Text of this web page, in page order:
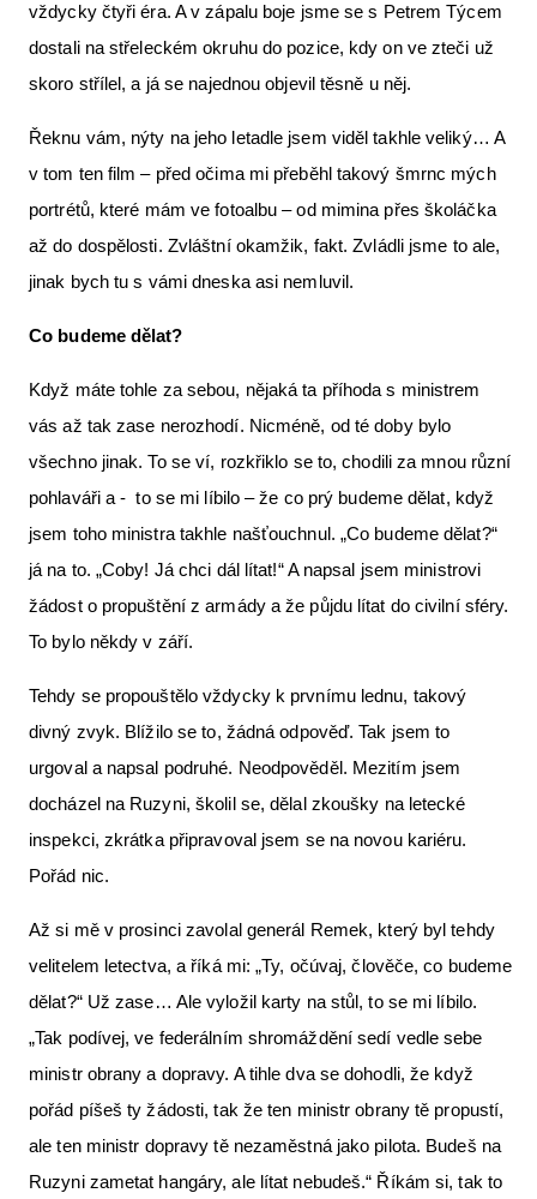
vždycky čtyři éra. A v zápalu boje jsme se s Petrem Týcem
dostali na střeleckém okruhu do pozice, kdy on ve zteči už
skoro střílel, a já se najednou objevil těsně u něj.
Řeknu vám, nýty na jeho letadle jsem viděl takhle veliký… A
v tom ten film – před očima mi přeběhl takový šmrnc mých
portrétů, které mám ve fotoalbu – od mimina přes školáčka
až do dospělosti. Zvláštní okamžik, fakt. Zvládli jsme to ale,
jinak bych tu s vámi dneska asi nemluvil.
Co budeme dělat?
Když máte tohle za sebou, nějaká ta příhoda s ministrem
vás až tak zase nerozhodí. Nicméně, od té doby bylo
všechno jinak. To se ví, rozkřiklo se to, chodili za mnou různí
pohlaváři a - to se mi líbilo – že co prý budeme dělat, když
jsem toho ministra takhle našťouchnul. „Co budeme dělat?“
já na to. „Coby! Já chci dál lítat!“ A napsal jsem ministrovi
žádost o propuštění z armády a že půjdu lítat do civilní sféry.
To bylo někdy v září.
Tehdy se propouštělo vždycky k prvnímu lednu, takový
divný zvyk. Blížilo se to, žádná odpověď. Tak jsem to
urgoval a napsal podruhé. Neodpověděl. Mezitím jsem
docházel na Ruzyni, školil se, dělal zkoušky na letecké
inspekci, zkrátka připravoval jsem se na novou kariéru.
Pořád nic.
Až si mě v prosinci zavolal generál Remek, který byl tehdy
velitelem letectva, a říká mi: „Ty, očúvaj, člověče, co budeme
dělat?“ Už zase… Ale vyložil karty na stůl, to se mi líbilo.
„Tak podívej, ve federálním shromáždění sedí vedle sebe
ministr obrany a dopravy. A tihle dva se dohodli, že když
pořád píšeš ty žádosti, tak že ten ministr obrany tě propustí,
ale ten ministr dopravy tě nezaměstná jako pilota. Budeš na
Ruzyni zametat hangáry, ale lítat nebudeš.“ Říkám si, tak to